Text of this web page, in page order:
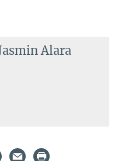
Alara